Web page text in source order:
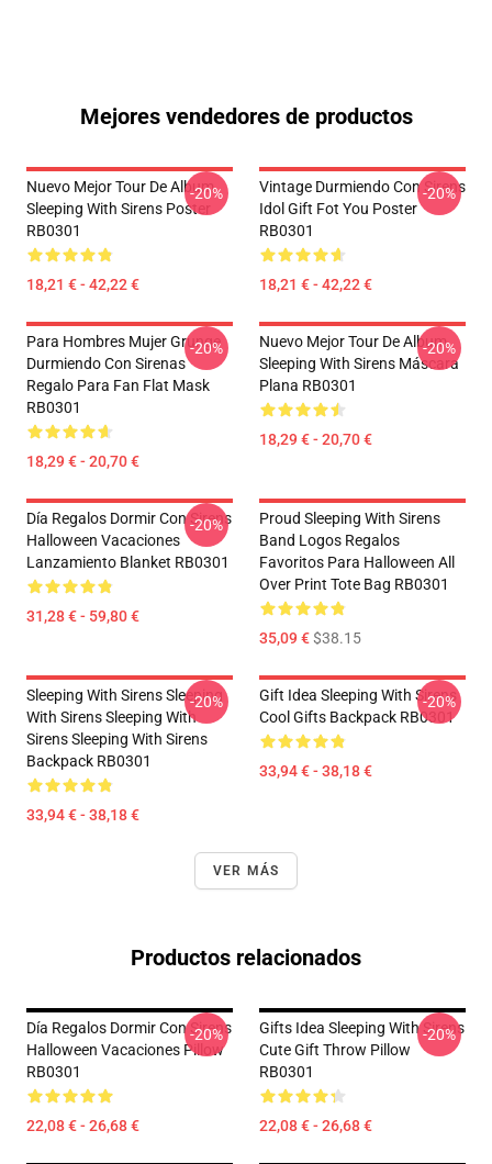
Mejores vendedores de productos
Nuevo Mejor Tour De Album
Sleeping With Sirens Poster
RB0301
18,21 € - 42,22 €
-20%
Vintage Durmiendo Con Sirens
Idol Gift Fot You Poster
RB0301
18,21 € - 42,22 €
-20%
Para Hombres Mujer Grunge
Durmiendo Con Sirenas
Regalo Para Fan Flat Mask
RB0301
18,29 € - 20,70 €
-20%
Nuevo Mejor Tour De Album
Sleeping With Sirens Máscara
Plana RB0301
18,29 € - 20,70 €
-20%
Día Regalos Dormir Con Sirens
Halloween Vacaciones
Lanzamiento Blanket RB0301
31,28 € - 59,80 €
-20%
Proud Sleeping With Sirens
Band Logos Regalos
Favoritos Para Halloween All
Over Print Tote Bag RB0301
35,09 €$38.15
Sleeping With Sirens Sleeping
With Sirens Sleeping With
Sirens Sleeping With Sirens
Backpack RB0301
33,94 € - 38,18 €
-20%
Gift Idea Sleeping With Sirens
Cool Gifts Backpack RB0301
33,94 € - 38,18 €
-20%
VER MÁS
Productos relacionados
Día Regalos Dormir Con Sirens
Halloween Vacaciones Pillow
RB0301
22,08 € - 26,68 €
-20%
Gifts Idea Sleeping With Sirens
Cute Gift Throw Pillow
RB0301
22,08 € - 26,68 €
-20%